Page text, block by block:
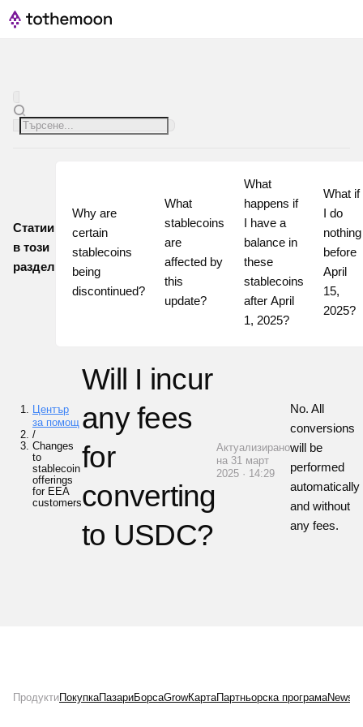
Статии
в този
раздел
Why are
certain
stablecoins
being
discontinued?
What
stablecoins
are
affected by
this
update?
What
happens if
I have a
balance in
these
stablecoins
after April
1, 2025?
What if
I do
nothing
before
April
15,
2025?
Център
за помощ
/
Changes
to
stablecoin
offerings
for EEA
customers
Will I incur
any fees
for
converting
to USDC?
Актуализирано
на 31 март
2025 · 14:29
No. All
conversions
will be
performed
automatically
and without
any fees.
ПродуктиПокупкаПазариБорсаGrowКартаПартньорска програмаNews